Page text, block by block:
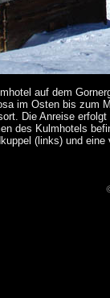
auf dem
im Osten bis zum
Die Anreise
des Kulmhotels
(links) und